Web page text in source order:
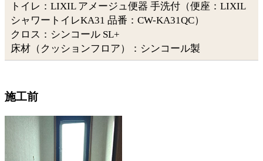
トイレ：LIXIL アメージュ便器 手洗付（便座：LIXIL
シャワートイレKA31 品番：CW-KA31QC）
クロス：シンコール SL+
床材（クッションフロア）：シンコール製
施工前